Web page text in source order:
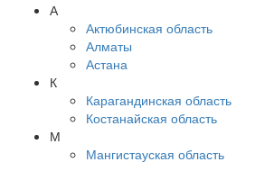
А
Актюбинская область
Алматы
Астана
К
Карагандинская область
Костанайская область
М
Мангистауская область